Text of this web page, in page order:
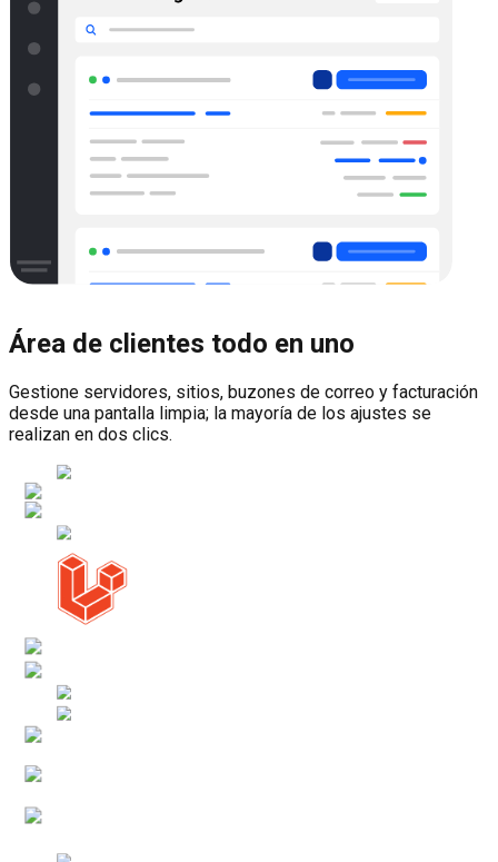
Área de clientes todo en uno
Gestione servidores, sitios, buzones de correo y facturación
desde una pantalla limpia; la mayoría de los ajustes se
realizan en dos clics.